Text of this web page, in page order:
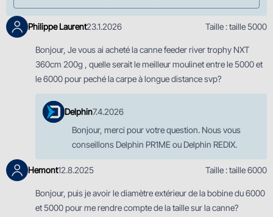
Philippe Laurent23.1.2026 Taille : taille 5000
Bonjour, Je vous ai acheté la canne feeder river trophy NXT
360cm 200g , quelle serait le meilleur moulinet entre le 5000 et
le 6000 pour peché la carpe à longue distance svp?
Delphin7.4.2026
Bonjour, merci pour votre question. Nous vous
conseillons Delphin PR1ME ou Delphin REDIX.
Hemont12.8.2025 Taille : taille 6000
Bonjour, puis je avoir le diamètre extérieur de la bobine du 6000
et 5000 pour me rendre compte de la taille sur la canne?